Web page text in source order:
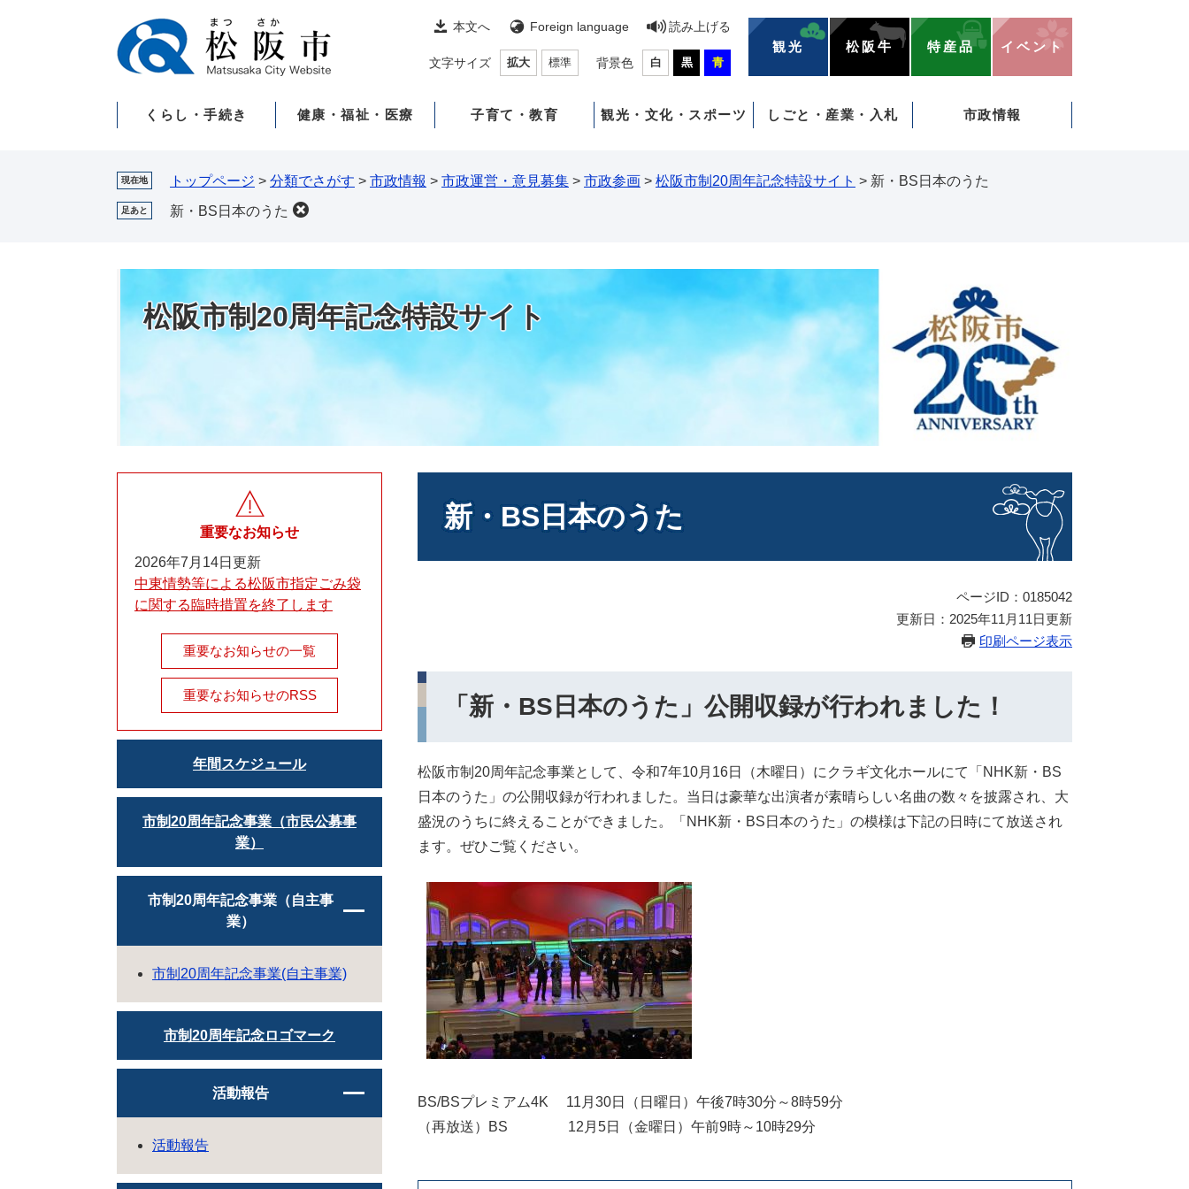
本文へ Foreign language 読み上げる
文字サイズ 拡大 標準 背景色 白 黒 青
観光 松阪牛 特産品 イベント
くらし・手続き 健康・福祉・医療 子育て・教育 観光・文化・スポーツ しごと・産業・入札 市政情報
現在地 トップページ > 分類でさがす > 市政情報 > 市政運営・意見募集 > 市政参画 > 松阪市制20周年記念特設サイト > 新・BS日本のうた
足あと 新・BS日本のうた
松阪市制20周年記念特設サイト
新・BS日本のうた
ページID：0185042
更新日：2025年11月11日更新
印刷ページ表示
「新・BS日本のうた」公開収録が行われました！
松阪市制20周年記念事業として、令和7年10月16日（木曜日）にクラギ文化ホールにて「NHK新・BS
日本のうた」の公開収録が行われました。当日は豪華な出演者が素晴らしい名曲の数々を披露され、大
盛況のうちに終えることができました。「NHK新・BS日本のうた」の模様は下記の日時にて放送され
ます。ぜひご覧ください。
BS/BSプレミアム4K 11月30日（日曜日）午後7時30分～8時59分
（再放送）BS 12月5日（金曜日）午前9時～10時29分
重要なお知らせ
2026年7月14日更新
中東情勢等による松阪市指定ごみ袋
に関する臨時措置を終了します
重要なお知らせの一覧
重要なお知らせのRSS
年間スケジュール
市制20周年記念事業（市民公募事
業）
市制20周年記念事業（自主事
業）
市制20周年記念事業(自主事業)
市制20周年記念ロゴマーク
活動報告
活動報告